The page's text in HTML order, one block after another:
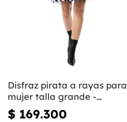
Disfraz pirata a rayas para
mujer talla grande -
Colección blanca y negra
$ 169.300